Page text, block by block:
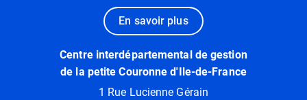
En savoir plus
Centre interdépartemental de gestion
de la petite Couronne d'Ile-de-France
1 Rue Lucienne Gérain